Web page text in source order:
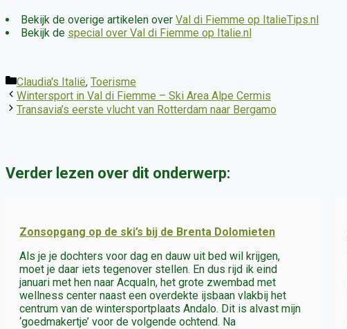
Bekijk de overige artikelen over Val di Fiemme op ItalieTips.nl
Bekijk de special over Val di Fiemme op Italie.nl
Categorieën
Claudia's Italië, Toerisme
Wintersport in Val di Fiemme – Ski Area Alpe Cermis
Transavia’s eerste vlucht van Rotterdam naar Bergamo
Verder lezen over dit onderwerp:
Zonsopgang op de ski’s bij de Brenta Dolomieten
Als je je dochters voor dag en dauw uit bed wil krijgen,
moet je daar iets tegenover stellen. En dus rijd ik eind
januari met hen naar AcquaIn, het grote zwembad met
wellness center naast een overdekte ijsbaan vlakbij het
centrum van de wintersportplaats Andalo. Dit is alvast mijn
‘goedmakertje’ voor de volgende ochtend. Na